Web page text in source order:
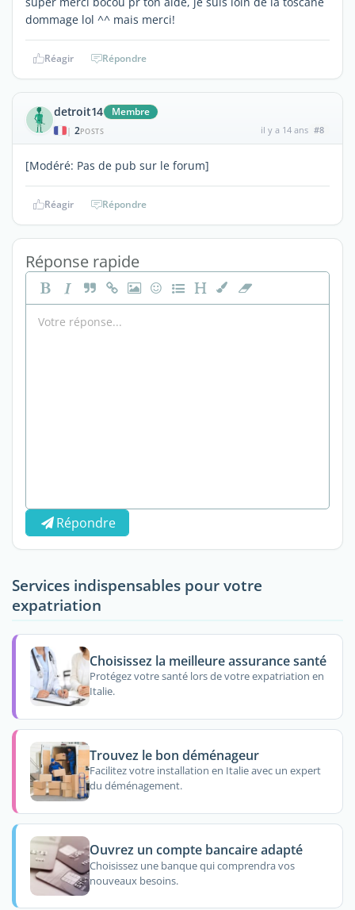
dommage lol ^^ mais merci!
Réagir Répondre
detroit14 Membre
| 2POSTS il y a 14 ans #8
[Modéré: Pas de pub sur le forum]
Réagir Répondre
Réponse rapide
Répondre
Services indispensables pour votre
expatriation
Choisissez la meilleure assurance santé
Protégez votre santé lors de votre expatriation en
Italie.
Trouvez le bon déménageur
Facilitez votre installation en Italie avec un expert
du déménagement.
Ouvrez un compte bancaire adapté
Choisissez une banque qui comprendra vos
nouveaux besoins.